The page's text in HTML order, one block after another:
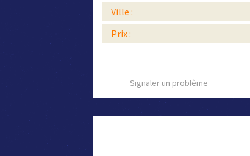
Ville :
Prix :
Signaler un problème